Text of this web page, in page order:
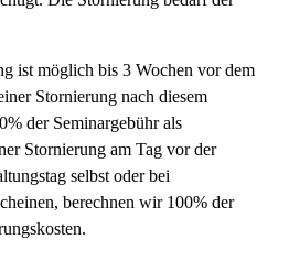
ist möglich bis 3 Wochen vor dem
Stornierung nach diesem
der Seminargebühr als
Stornierung am Tag vor der
selbst oder bei
berechnen wir 100% der